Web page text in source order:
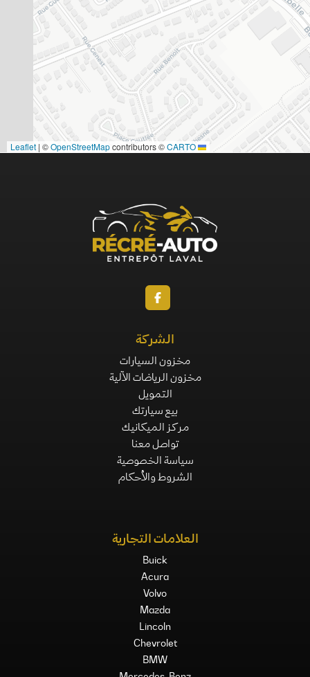
| ©OpenStreetMapcontributors ©CARTO
الشركة
مخزون السيارات
مخزون الرياضات الآلية
التمويل
بيع سيارتك
مركز الميكانيك
تواصل معنا
سياسة الخصوصية
الشروط والأحكام
العلامات التجارية
Buick
Acura
Volvo
Mazda
Lincoln
Chevrolet
BMW